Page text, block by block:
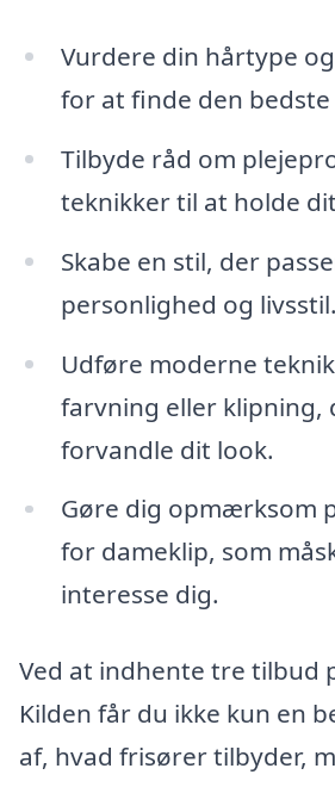
Vurdere din hårtype
for at finde den
Tilbyde råd om
teknikker til at holde
Skabe en stil, der
personlighed og livsstil.
Udføre moderne
farvning eller klipning,
forvandle dit look.
Gøre dig opmærksom
for dameklip, som
interesse dig.
Ved at indhente tre tilbud
Kilden får du ikke kun en
af, hvad frisører tilbyder,